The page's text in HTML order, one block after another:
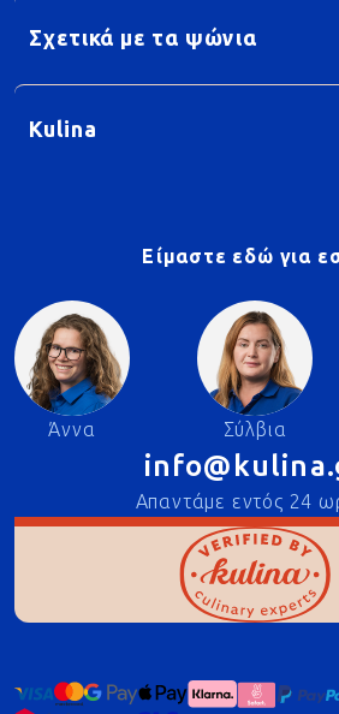
Σχετικά με τα ψώνια
Kulina
Είμαστε εδώ για
Άννα Σύλβια
Απαντάμε εντός 24